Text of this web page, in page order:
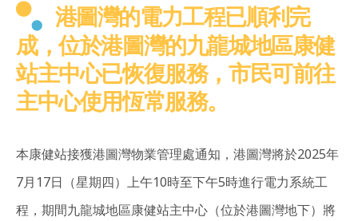
港圖灣的電力工程已順利完
成，位於港圖灣的九龍城地區康健
站主中心已恢復服務，市民可前往
主中心使用恆常服務。
本康健站接獲港圖灣物業管理處通知，港圖灣將於2025年
7月17日（星期四）上午10時至下午5時進行電力系統工
程，期間九龍城地區康健站主中心（位於港圖灣地下）將